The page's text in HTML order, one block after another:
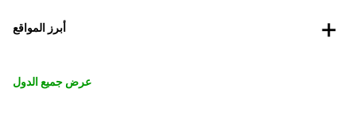
أبرز المواقع
عرض جميع الدول